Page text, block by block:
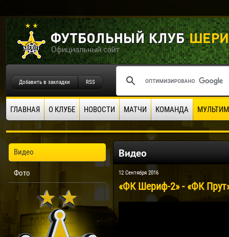
Добавить в закладки RSS
ГЛАВНАЯ О КЛУБЕ НОВОСТИ МАТЧИ КОМАНДА
Видео
Фото
Видео
12 Сентября 2016
«ФК Шериф-2» - «ФК